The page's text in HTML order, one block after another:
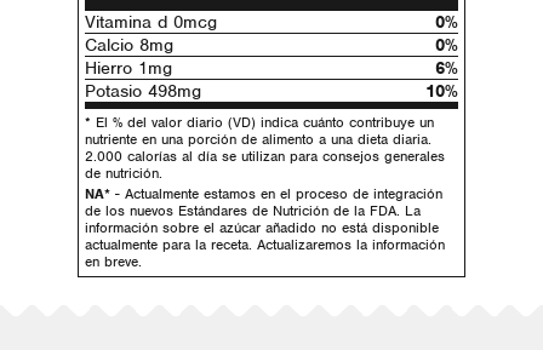
Vitamina d 0mcg
0%
Calcio 8mg
0%
Hierro 1mg
6%
Potasio 498mg
10%
* El % del valor diario (VD) indica cuánto contribuye un
nutriente en una porción de alimento a una dieta diaria.
2.000 calorías al día se utilizan para consejos generales
de nutrición.
NA* - Actualmente estamos en el proceso de integración
de los nuevos Estándares de Nutrición de la FDA. La
información sobre el azúcar añadido no está disponible
actualmente para la receta. Actualizaremos la información
en breve.